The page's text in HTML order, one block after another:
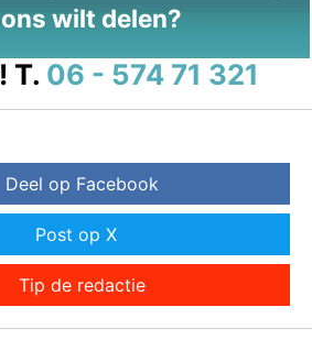
wilt delen?
T. 06 - 574 71 321
Deel op Facebook
Post op X
Tip de redactie